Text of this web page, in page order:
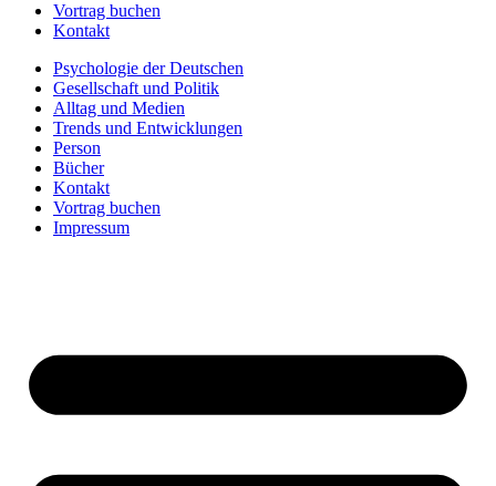
Vortrag buchen
Kontakt
Psychologie der Deutschen
Gesellschaft und Politik
Alltag und Medien
Trends und Entwicklungen
Person
Bücher
Kontakt
Vortrag buchen
Impressum